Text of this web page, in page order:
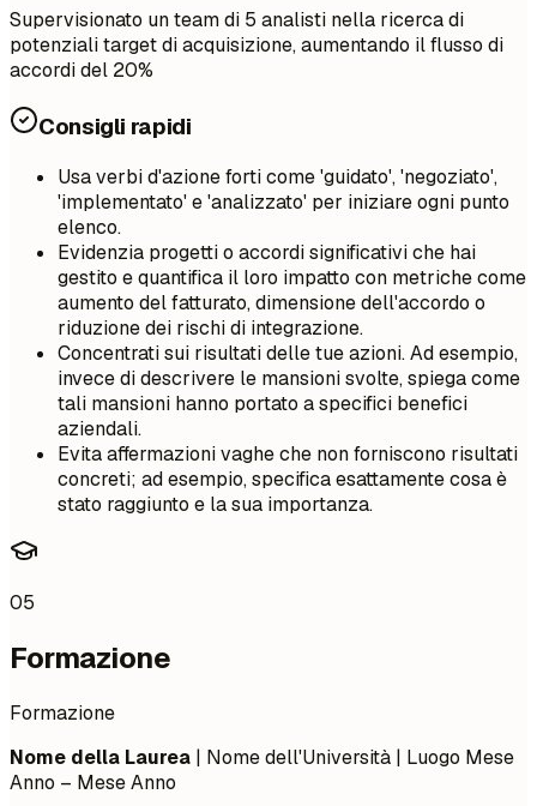
Supervisionato un team di 5 analisti nella ricerca di
potenziali target di acquisizione, aumentando il flusso di
accordi del 20%
Consigli rapidi
Usa verbi d'azione forti come 'guidato', 'negoziato',
'implementato' e 'analizzato' per iniziare ogni punto
elenco.
Evidenzia progetti o accordi significativi che hai
gestito e quantifica il loro impatto con metriche come
aumento del fatturato, dimensione dell'accordo o
riduzione dei rischi di integrazione.
Concentrati sui risultati delle tue azioni. Ad esempio,
invece di descrivere le mansioni svolte, spiega come
tali mansioni hanno portato a specifici benefici
aziendali.
Evita affermazioni vaghe che non forniscono risultati
concreti; ad esempio, specifica esattamente cosa è
stato raggiunto e la sua importanza.
05
Formazione
Formazione
Nome della Laurea | Nome dell'Università | Luogo Mese
Anno – Mese Anno